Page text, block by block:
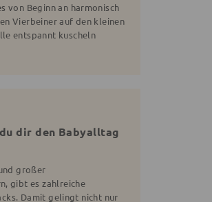
von Beginn an harmonisch
Vierbeiner auf den kleinen
entspannt kuscheln
dir den Babyalltag
großer
gibt es zahlreiche
Damit gelingt nicht nur